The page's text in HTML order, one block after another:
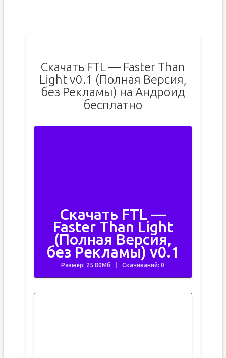
Скачать FTL — Faster Than
Light v0.1 (Полная Версия,
без Рекламы) на Андроид
бесплатно
Скачать FTL —
Faster Than Light
(Полная Версия,
без Рекламы) v0.1
Размер: 25.80Мб Скачиваний: 0